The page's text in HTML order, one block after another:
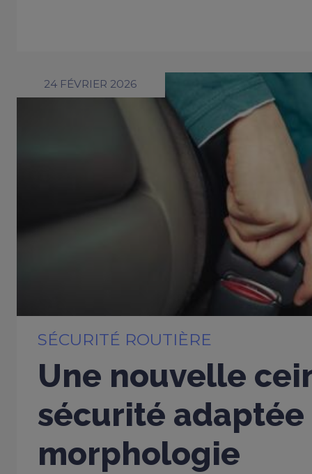
24 FÉVRIER 2026
SÉCURITÉ ROUTIÈRE
Une nouvelle
sécurité adaptée
morphologie